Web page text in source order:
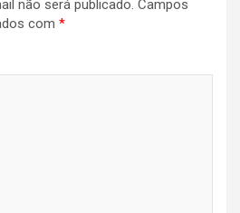
não será publicado. Campos
com *